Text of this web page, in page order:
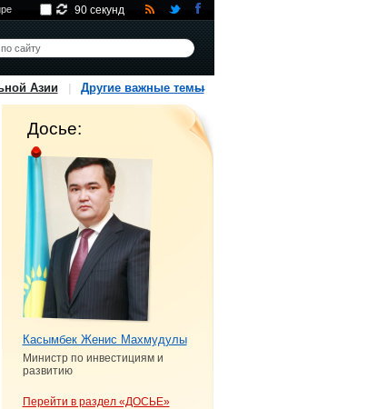
90 секунд
Азии Другие важные темы
Досье:
Касымбек Женис Махмудулы
Министр по инвестициям и
развитию
Перейти в раздел «ДОСЬЕ»